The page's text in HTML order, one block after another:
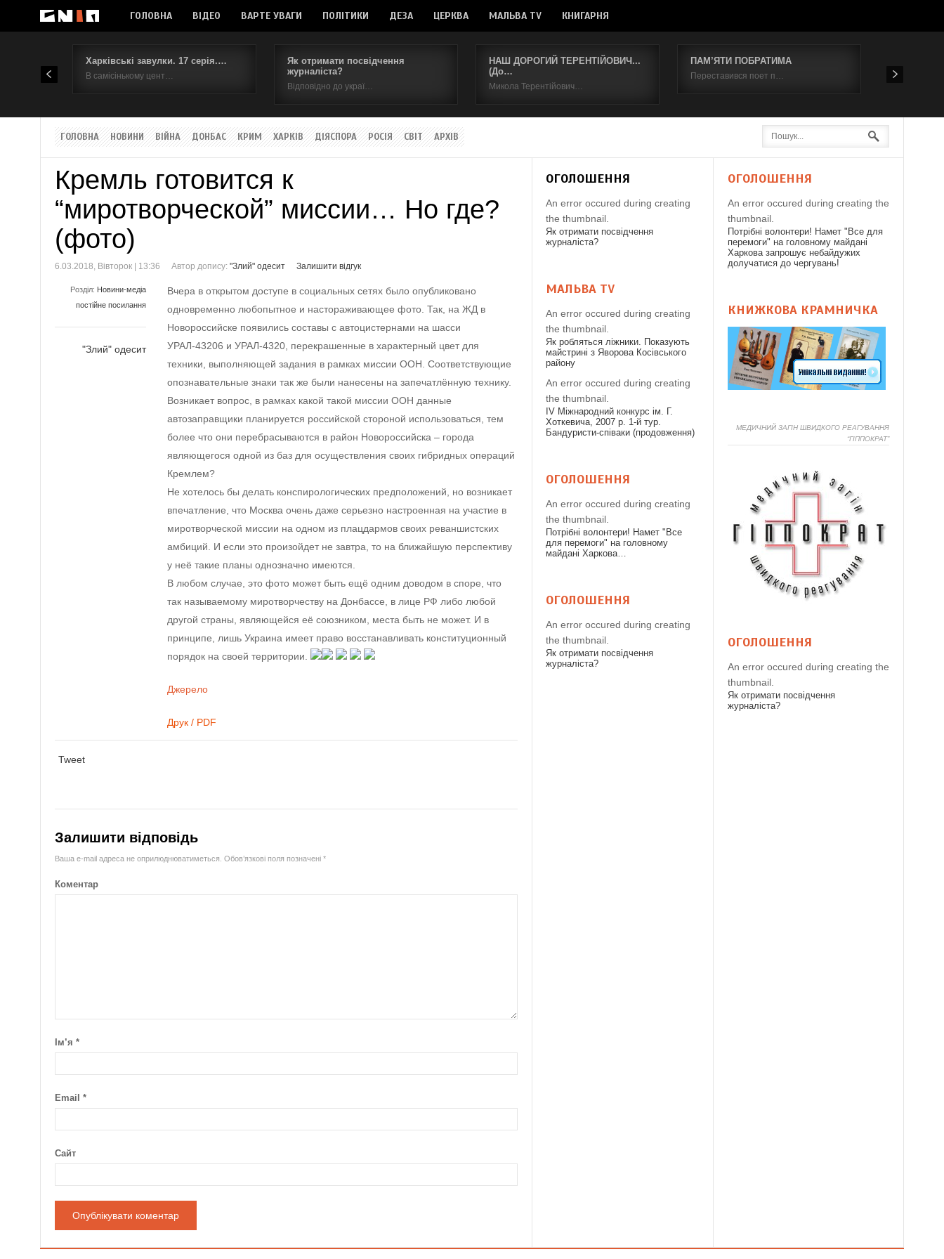
ГОЛОВНА ВІДЕО ВАРТЕ УВАГИ ПОЛІТИКИ ДЕЗА ЦЕРКВА МАЛЬВА TV КНИГАРНЯ
Харківські завулки. 17 серія.…
В самісінькому цент…
Як отримати посвідчення
журналіста?
Відповідно до украї…
НАШ ДОРОГИЙ ТЕРЕНТІЙОВИЧ...
(До…
Микола Терентійович…
ПАМ’ЯТИ ПОБРАТИМА
Переставився поет п… 19 червня
ГОЛОВНА НОВИНИ ВІЙНА ДОНБАС КРИМ ХАРКІВ ДІЯСПОРА РОСІЯ СВІТ АРХІВ
Кремль готовится к
“миротворческой” миссии… Но где?
(фото)
6.03.2018, Вівторок | 13:36 Автор допису: "Злий" одесит Залишити відгук
Розділ: Новини-медіа
постійне посилання
"Злий" одесит
Вчера в открытом доступе в социальных сетях было опубликовано
одновременно любопытное и настораживающее фото. Так, на ЖД в
Новороссийске появились составы с автоцистернами на шасси
УРАЛ-43206 и УРАЛ-4320, перекрашенные в характерный цвет для
техники, выполняющей задания в рамках миссии ООН. Соответствующие
опознавательные знаки так же были нанесены на запечатлённую технику.
Возникает вопрос, в рамках какой такой миссии ООН данные
автозаправщики планируется российской стороной использоваться, тем
более что они перебрасываются в район Новороссийска – города
являющегося одной из баз для осуществления своих гибридных операций
Кремлем?
Не хотелось бы делать конспирологических предположений, но возникает
впечатление, что Москва очень даже серьезно настроенная на участие в
миротворческой миссии на одном из плацдармов своих реваншистских
амбиций. И если это произойдет не завтра, то на ближайшую перспективу
у неё такие планы однозначно имеются.
В любом случае, это фото может быть ещё одним доводом в споре, что
так называемому миротворчеству на Донбассе, в лице РФ либо любой
другой страны, являющейся её союзником, места быть не может. И в
принципе, лишь Украина имеет право восстанавливать конституционный
порядок на своей территории.
Джерело
Друк / PDF
Tweet
Залишити відповідь
Ваша e-mail адреса не оприлюднюватиметься. Обов’язкові поля позначені *
Коментар
Ім’я *
Email *
Сайт
ОГОЛОШЕННЯ
An error occured during creating
the thumbnail.
Як отримати посвідчення
журналіста?
МАЛЬВА TV
An error occured during creating
the thumbnail.
Як робляться ліжники. Показують
майстрині з Яворова Косівського
району
An error occured during creating
the thumbnail.
IV Міжнародний конкурс ім. Г.
Хоткевича, 2007 р. 1-й тур.
Бандуристи-співаки (продовження)
ОГОЛОШЕННЯ
An error occured during creating
the thumbnail.
Потрібні волонтери! Намет "Все
для перемоги" на головному
майдані Харкова…
ОГОЛОШЕННЯ
An error occured during creating
the thumbnail.
Як отримати посвідчення
журналіста?
ОГОЛОШЕННЯ
An error occured during creating the
thumbnail.
Потрібні волонтери! Намет "Все для
перемоги" на головному майдані
Харкова запрошує небайдужих
долучатися до чергувань!
КНИЖКОВА КРАМНИЧКА
МЕДИЧНИЙ ЗАГІН ШВИДКОГО РЕАГУВАННЯ
“ГІППОКРАТ”
ОГОЛОШЕННЯ
An error occured during creating the
thumbnail.
Як отримати посвідчення
журналіста?